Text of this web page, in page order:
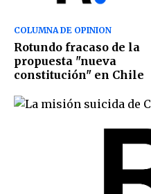
COLUMNA DE OPINION
Rotundo fracaso de la
propuesta "nueva
constitución" en Chile